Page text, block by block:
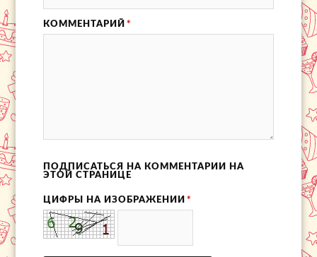
КОММЕНТАРИЙ *
ПОДПИСАТЬСЯ НА КОММЕНТАРИИ НА
ЭТОЙ СТРАНИЦЕ
ЦИФРЫ НА ИЗОБРАЖЕНИИ *